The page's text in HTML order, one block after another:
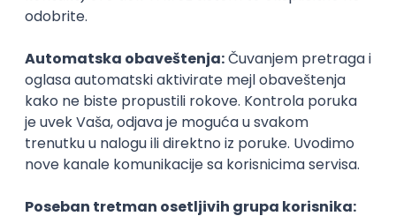
Okupljamo IT zajednicu, podižemo
transparentnost domaćeg IT tržišta rada i
efikasno spajamo kandidate i poslodavce.